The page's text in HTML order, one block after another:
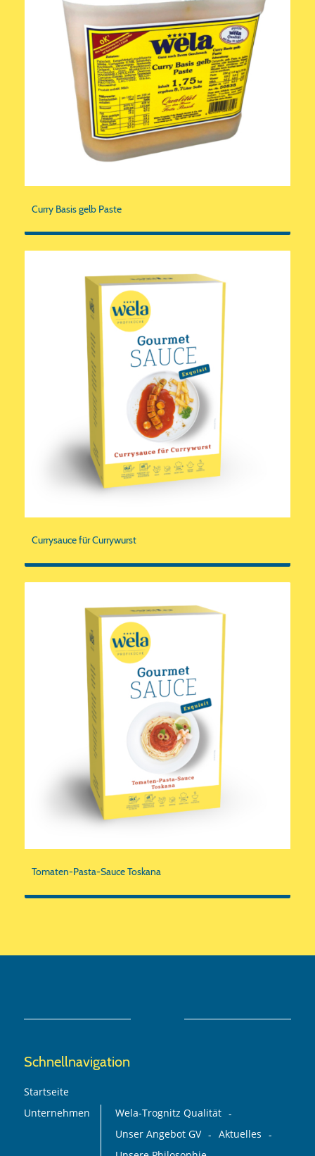
Curry Basis gelb Paste
Currysauce für Currywurst
Tomaten-Pasta-Sauce Toskana
Schnellnavigation
Startseite
Unternehmen
Wela-Trognitz Qualität
Unser Angebot GV
Aktuelles